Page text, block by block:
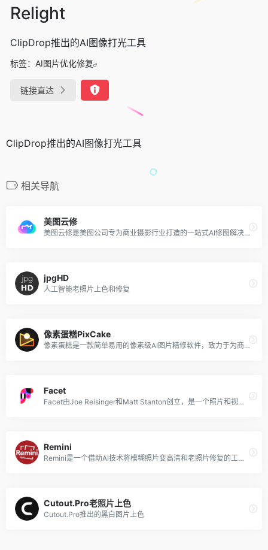
Relight
ClipDrop推出的AI图像打光工具
标签： AI图片优化修复
链接直达
ClipDrop推出的AI图像打光工具
相关导航
美图云修
美图云修是美图公司专为商业摄影行业打造的一站式AI修图解决方案，是一款可以批量对商业人像摄影图片进行一键精修的AI智能电脑端软件，轻松易用，只需简单操作即可完成高品质人像精修，是商业修图人像后期提效利器，助您高质量稳定批量出片。
jpgHD
人工智能老照片上色和修复
像素蛋糕PixCake
像素蛋糕是一款简单易用的像素级AI图片精修软件，致力于为商业摄影提供智能影像解决方案，智能分析每一张照片，以达到商业级后期处理效果。该AI修图软件内置了丰富的一键调整和修复优化功能，借助先进的AI处理技术，提供专业的像素级细节精修能力，如祛痘祛斑、中性灰磨皮、面部重塑、妆容调整、瘦身美型等修图功能。
Facet
Facet由Joe Reisinger和Matt Stanton创立，是一个照片和视频编辑器，使用人工智能技术提供加速编辑图像的各项信息。该技术可以学习整个照片拍摄的图像属性，并进行批量编辑，如删除所有图像的背景。
Remini
Remini是一个借助AI技术将模糊照片变高清和老照片修复的工具，该AI修图工具在全球累计已超过数百万人使用。Remini利用先进的AI算法，分析照片中的现有元素并智能填补缺失的图像细节，如增强纹理、校正颜色和平滑边缘等，以使照片中的主体和对象更加清晰，从而提升图像的画质和清晰度。该工具支持移动端APP和网页版使用，适用于修复家庭旧照片、提高低分辨率相机拍摄的图像质量、从网络下载的模糊图片、修复因年久失修或保存不当而损坏的照片。
Cutout.Pro老照片上色
Cutout.Pro推出的黑白图片上色